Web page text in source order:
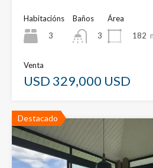
Habitacións
3
Baños
3
Área
182
Venta
USD 329,000 USD
Destacado